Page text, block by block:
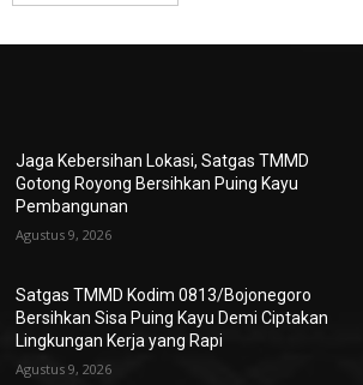
Jaga Kebersihan Lokasi, Satgas TMMD
Gotong Royong Bersihkan Puing Kayu
Pembangunan
Agustus 9, 2026
Satgas TMMD Kodim 0813/Bojonegoro
Bersihkan Sisa Puing Kayu Demi Ciptakan
Lingkungan Kerja yang Rapi
Agustus 9, 2026